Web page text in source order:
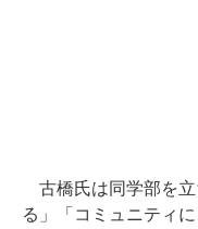
古橋氏は同学部を立
る」「コミュニティ